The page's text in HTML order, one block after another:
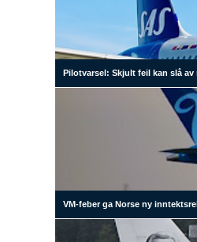
Pilotvarsel: Skjult feil kan slå av
VM-feber ga Norse ny